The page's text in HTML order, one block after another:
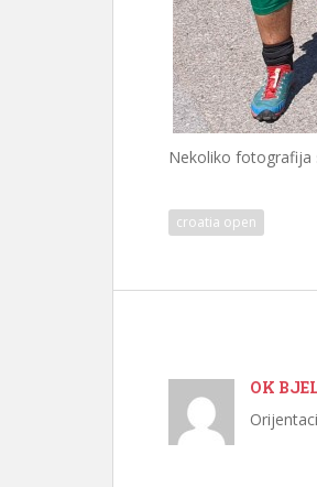
Nekoliko fotografija
croatia open
OK